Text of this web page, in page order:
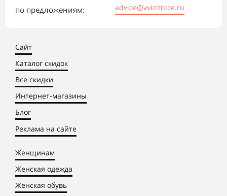
по предложениям: advice@vvizitnice.ru
Сайт
Каталог скидок
Все скидки
Интернет-магазины
Блог
Реклама на сайте
Женщинам
Женская одежда
Женская обувь